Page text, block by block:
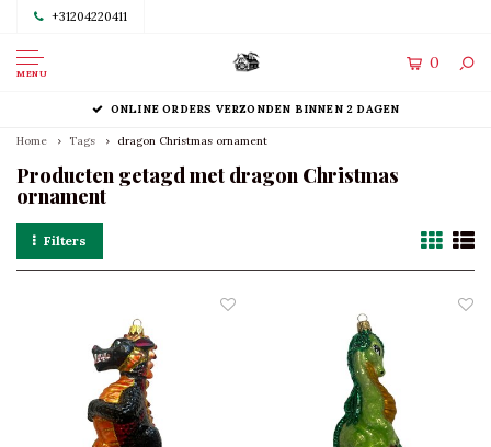
+31204220411
MENU
0
ONLINE ORDERS VERZONDEN BINNEN 2 DAGEN
Home Tags dragon Christmas ornament
Producten getagd met dragon Christmas
ornament
Filters